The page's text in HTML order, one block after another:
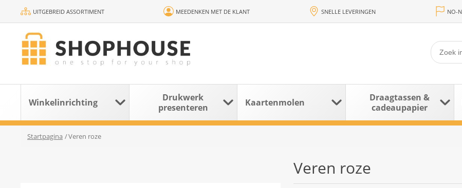
UITGEBREID ASSORTIMENT MEEDENKEN MET DE KLANT SNELLE LEVERINGEN NO-
Winkelinrichting
Drukwerk
presenteren
Kaartenmolen
Draagtassen &
cadeaupapier
Startpagina /Veren roze
Veren roze